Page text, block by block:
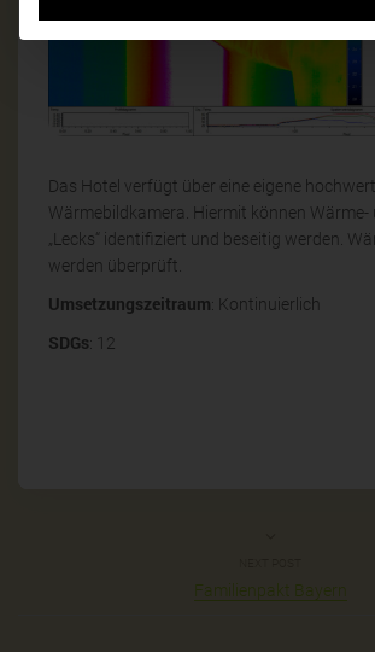
Das Hotel verfügt über eine eigene
Wärmebildkamera. Hiermit können Wärme-
„Lecks“ identifiziert und beseitig werden.
werden überprüft.
Umsetzungszeitraum: Kontinuierlich
SDGs: 12
Familienpakt Bayern